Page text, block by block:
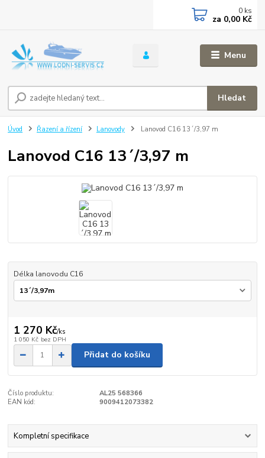
Menu
Hledat
0 ks
za 0,00 Kč
Úvod Řazení a řízení Lanovody Lanovod C16 13´/3,97 m
Lanovod C16 13´/3,97 m
Délka lanovodu C16
1 270 Kč/ks
1 050 Kč bez DPH
Přidat do košíku
Číslo produktu:
AL25 568366
EAN kód:
9009412073382
Kompletní specifikace